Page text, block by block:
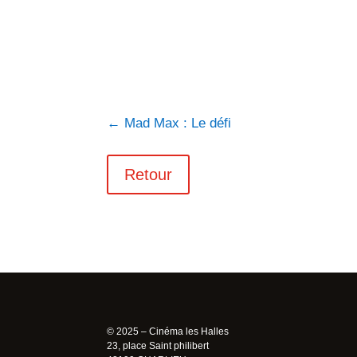
← Mad Max : Le défi
Retour
© 2025 – Cinéma les Halles
23, place Saint philibert